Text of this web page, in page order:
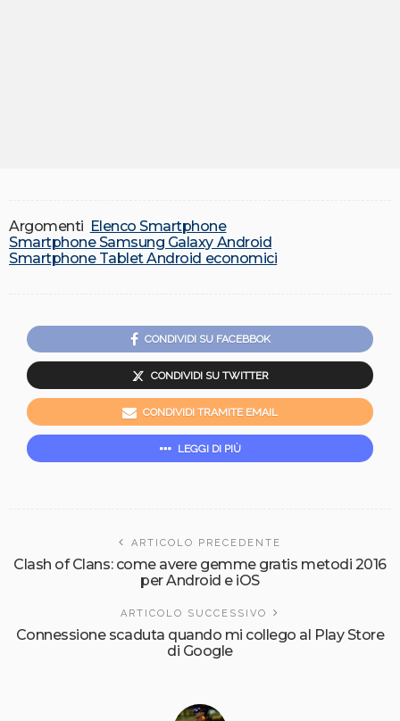
Argomenti Elenco Smartphone
Smartphone Samsung Galaxy Android
Smartphone Tablet Android economici
CONDIVIDI SU FACEBBOK
CONDIVIDI SU TWITTER
CONDIVIDI TRAMITE EMAIL
LEGGI DI PIÙ
ARTICOLO PRECEDENTE
Clash of Clans: come avere gemme gratis metodi 2016
per Android e iOS
ARTICOLO SUCCESSIVO
Connessione scaduta quando mi collego al Play Store
di Google